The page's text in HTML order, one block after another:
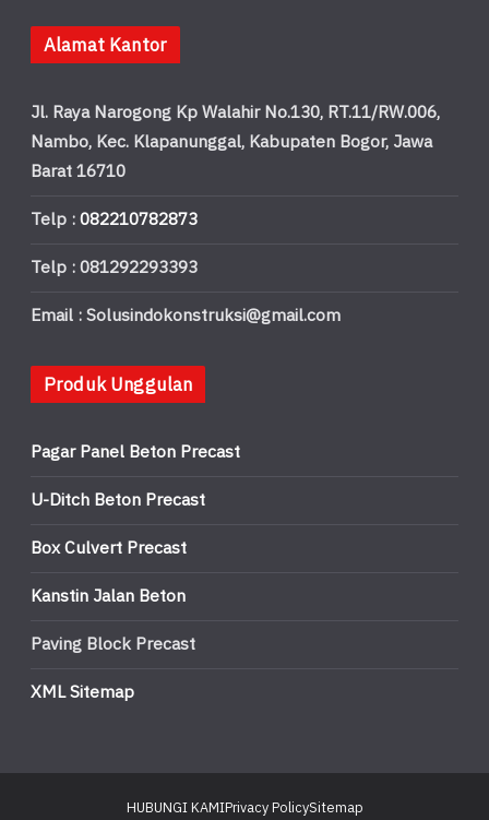
Alamat Kantor
Jl. Raya Narogong Kp Walahir No.130, RT.11/RW.006,
Nambo, Kec. Klapanunggal, Kabupaten Bogor, Jawa
Barat 16710
Telp :082210782873
Telp : 081292293393
Email : Solusindokonstruksi@gmail.com
Produk Unggulan
Pagar Panel Beton Precast
U-Ditch Beton Precast
Box Culvert Precast
Kanstin Jalan Beton
Paving Block Precast
XML Sitemap
HUBUNGI KAMIPrivacy PolicySitemap